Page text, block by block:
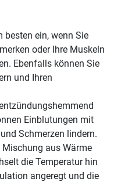
besten ein, wenn Sie
oder Ihre Muskeln
Ebenfalls können Sie
und Ihren
Einblutungen mit
Schmerzen lindern.
Mischung aus Wärme
die Temperatur hin
angeregt und die